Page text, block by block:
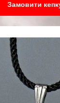
Замовити